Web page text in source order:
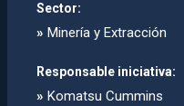
Sector:
» Minería y Extracción
Responsable iniciativa:
» Komatsu Cummins